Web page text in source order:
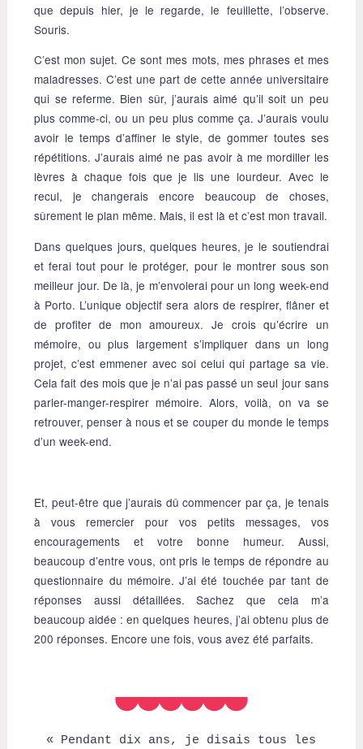
que depuis hier, je le regarde, le feuillette, l’observe.
Souris.
C’est mon sujet. Ce sont mes mots, mes phrases et mes
maladresses. C’est une part de cette année universitaire
qui se referme. Bien sûr, j’aurais aimé qu’il soit un peu
plus comme-ci, ou un peu plus comme ça. J’aurais voulu
avoir le temps d’affiner le style, de gommer toutes ses
répétitions. J’aurais aimé ne pas avoir à me mordiller les
lèvres à chaque fois que je lis une lourdeur. Avec le
recul, je changerais encore beaucoup de choses,
sûrement le plan même. Mais, il est là et c’est mon travail.
Dans quelques jours, quelques heures, je le soutiendrai
et ferai tout pour le protéger, pour le montrer sous son
meilleur jour. De là, je m’envolerai pour un long week-end
à Porto. L’unique objectif sera alors de respirer, flâner et
de profiter de mon amoureux. Je crois qu’écrire un
mémoire, ou plus largement s’impliquer dans un long
projet, c’est emmener avec soi celui qui partage sa vie.
Cela fait des mois que je n’ai pas passé un seul jour sans
parler-manger-respirer mémoire. Alors, voilà, on va se
retrouver, penser à nous et se couper du monde le temps
d’un week-end.
Et, peut-être que j’aurais dû commencer par ça, je tenais
à vous remercier pour vos petits messages, vos
encouragements et votre bonne humeur. Aussi,
beaucoup d’entre vous, ont pris le temps de répondre au
questionnaire du mémoire. J’ai été touchée par tant de
réponses aussi détaillées. Sachez que cela m’a
beaucoup aidée : en quelques heures, j’ai obtenu plus de
200 réponses. Encore une fois, vous avez été parfaits.
« Pendant dix ans, je disais tous les